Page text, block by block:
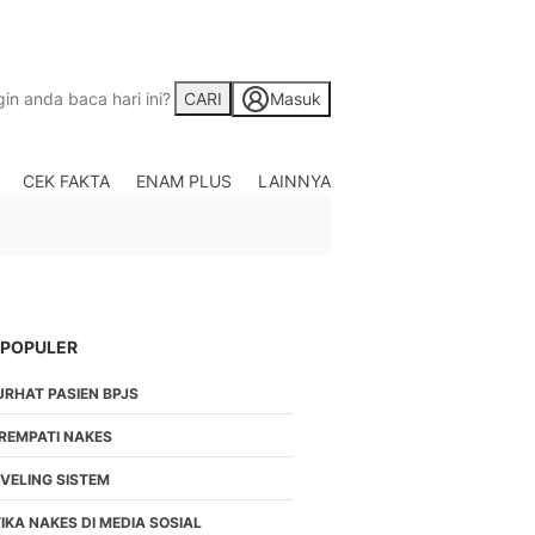
CARI Masuk
CEK FAKTA ENAM PLUS
LAINNYA
PASIEN BPJS
NAKES
SISTEM
NAKES DI MEDIA SOSIAL